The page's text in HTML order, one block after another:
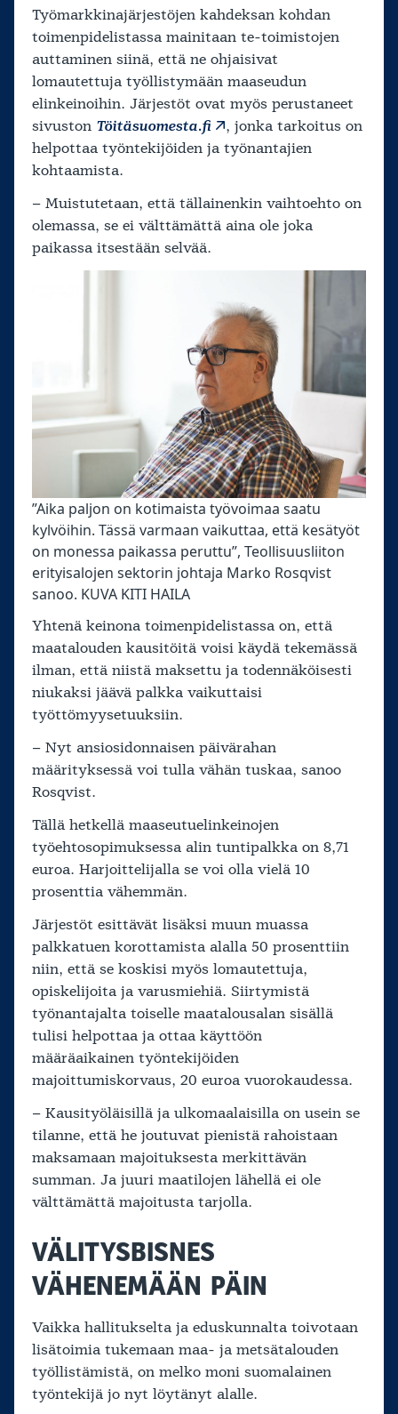
Työmarkkinajärjestöjen kahdeksan kohdan
toimenpidelistassa mainitaan te-toimistojen
auttaminen siinä, että ne ohjaisivat
lomautettuja työllistymään maaseudun
elinkeinoihin. Järjestöt ovat myös perustaneet
sivuston Töitäsuomesta.fi
, jonka tarkoitus on
helpottaa työntekijöiden ja työnantajien
kohtaamista.
– Muistutetaan, että tällainenkin vaihtoehto on
olemassa, se ei välttämättä aina ole joka
paikassa itsestään selvää.
”Aika paljon on kotimaista työvoimaa saatu
kylvöihin. Tässä varmaan vaikuttaa, että kesätyöt
on monessa paikassa peruttu”, Teollisuusliiton
erityisalojen sektorin johtaja Marko Rosqvist
sanoo. KUVA KITI HAILA
Yhtenä keinona toimenpidelistassa on, että
maatalouden kausitöitä voisi käydä tekemässä
ilman, että niistä maksettu ja todennäköisesti
niukaksi jäävä palkka vaikuttaisi
työttömyysetuuksiin.
– Nyt ansiosidonnaisen päivärahan
määrityksessä voi tulla vähän tuskaa, sanoo
Rosqvist.
Tällä hetkellä maaseutuelinkeinojen
työehtosopimuksessa alin tuntipalkka on 8,71
euroa. Harjoittelijalla se voi olla vielä 10
prosenttia vähemmän.
Järjestöt esittävät lisäksi muun muassa
palkkatuen korottamista alalla 50 prosenttiin
niin, että se koskisi myös lomautettuja,
opiskelijoita ja varusmiehiä. Siirtymistä
työnantajalta toiselle maatalousalan sisällä
tulisi helpottaa ja ottaa käyttöön
määräaikainen työntekijöiden
majoittumiskorvaus, 20 euroa vuorokaudessa.
– Kausityöläisillä ja ulkomaalaisilla on usein se
tilanne, että he joutuvat pienistä rahoistaan
maksamaan majoituksesta merkittävän
summan. Ja juuri maatilojen lähellä ei ole
välttämättä majoitusta tarjolla.
VÄLITYSBISNES
VÄHENEMÄÄN PÄIN
Vaikka hallitukselta ja eduskunnalta toivotaan
lisätoimia tukemaan maa- ja metsätalouden
työllistämistä, on melko moni suomalainen
työntekijä jo nyt löytänyt alalle.